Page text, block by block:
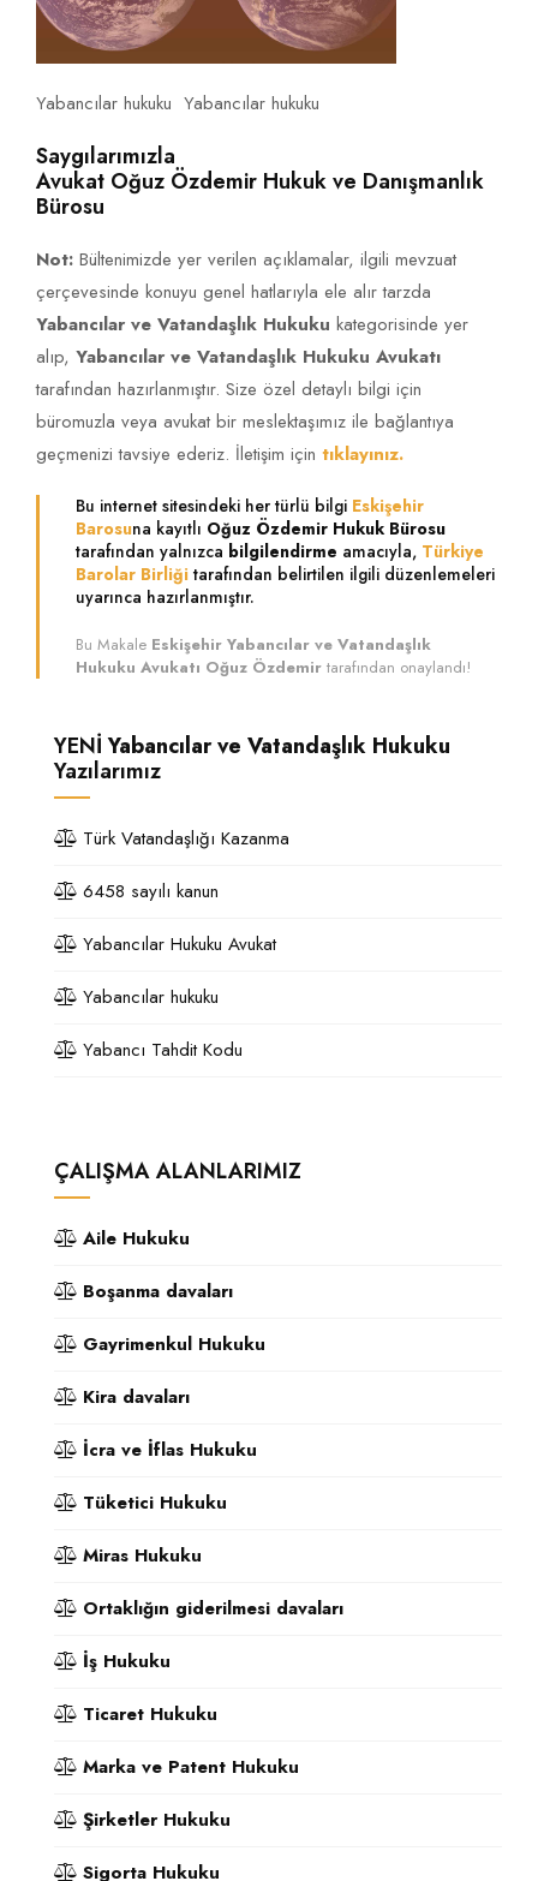
Yabancılar hukuku Yabancılar hukuku
Saygılarımızla
Avukat Oğuz Özdemir Hukuk ve Danışmanlık
Bürosu
Not: Bültenimizde yer verilen açıklamalar, ilgili mevzuat
çerçevesinde konuyu genel hatlarıyla ele alır tarzda
Yabancılar ve Vatandaşlık Hukuku kategorisinde yer
alıp, Yabancılar ve Vatandaşlık Hukuku Avukatı
tarafından hazırlanmıştır. Size özel detaylı bilgi için
büromuzla veya avukat bir meslektaşımız ile bağlantıya
geçmenizi tavsiye ederiz. İletişim için tıklayınız.
Bu internet sitesindeki her türlü bilgi Eskişehir
Barosuna kayıtlı Oğuz Özdemir Hukuk Bürosu
tarafından yalnızca bilgilendirme amacıyla, Türkiye
Barolar Birliği tarafından belirtilen ilgili düzenlemeleri
uyarınca hazırlanmıştır.
Bu Makale Eskişehir Yabancılar ve Vatandaşlık
Hukuku Avukatı Oğuz Özdemir tarafından onaylandı!
YENİYabancılar ve Vatandaşlık Hukuku
Yazılarımız
Türk Vatandaşlığı Kazanma
6458 sayılı kanun
Yabancılar Hukuku Avukat
Yabancılar hukuku
Yabancı Tahdit Kodu
ÇALIŞMA ALANLARIMIZ
Aile Hukuku
Boşanma davaları
Gayrimenkul Hukuku
Kira davaları
İcra ve İflas Hukuku
Tüketici Hukuku
Miras Hukuku
Ortaklığın giderilmesi davaları
İş Hukuku
Ticaret Hukuku
Marka ve Patent Hukuku
Şirketler Hukuku
Sigorta Hukuku